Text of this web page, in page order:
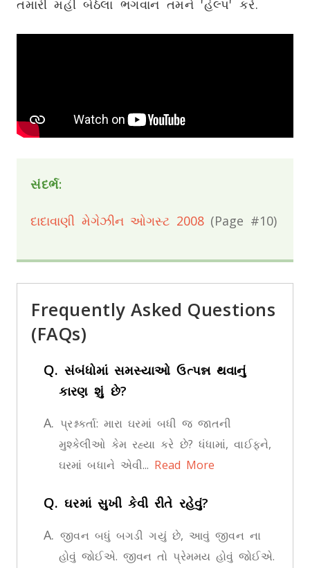
તમારી મહીં બેઠેલા ભગવાન તમને 'હેલ્પ' કરે.
સંદર્ભ:
દાદાવાણી મેગેઝીન ઓગસ્ટ 2008(Page #10)
Frequently Asked Questions
(FAQs)
Q.સંબંધોમાં સમસ્યાઓ ઉત્પન્ન થવાનું
કારણ શું છે?
A. પ્રશ્નકર્તા: મારા ઘરમાં બધી જ જાતની
મુશ્કેલીઓ કેમ રહ્યા કરે છે? ધંધામાં, વાઈફને,
ઘરમાં બધાને એવી... Read More
Q.ઘરમાં સુખી કેવી રીતે રહેવું?
A.જીવન બધું બગડી ગયું છે, આવું જીવન ના
હોવું જોઈએ. જીવન તો પ્રેમમય હોવું જોઈએ.